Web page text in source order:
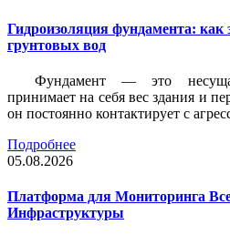
Гидроизоляция фундамента: как
грунтовых вод
Фундамент — это
принимает на себя вес здания и
он постоянно контактирует с
Подробнее
05.08.2026
Платформа для Мониторинга
Инфраструктуры